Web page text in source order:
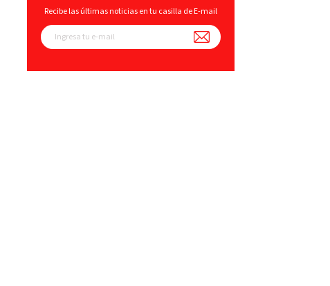
Recibe las últimas noticias en tu casilla de E-mail